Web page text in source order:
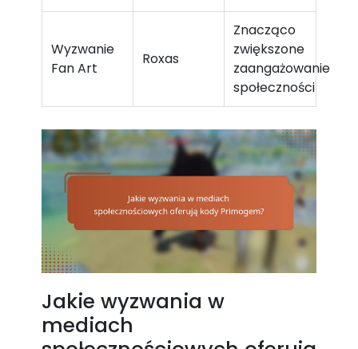
Wyzwanie
Fan Art
Roxas
Znacząco
zwiększone
zaangażowanie
społeczności
Jakie wyzwania w
mediach